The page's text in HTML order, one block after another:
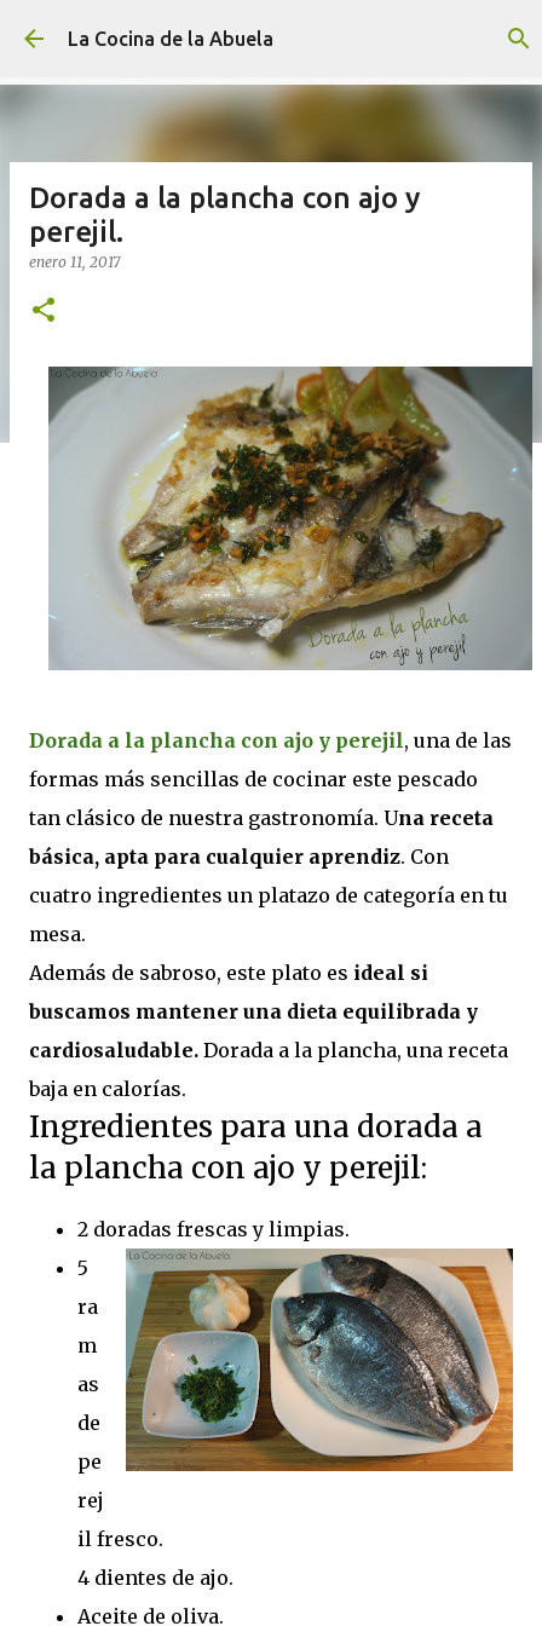
Ir al contenido principal
La Cocina de la Abuela
Dorada a la plancha con ajo y
perejil.
enero 11, 2017
Dorada a la plancha con ajo y perejil, una de las
formas más sencillas de cocinar este pescado
tan clásico de nuestra gastronomía. Una receta
básica, apta para cualquier aprendiz. Con
cuatro ingredientes un platazo de categoría en tu
mesa.
Además de sabroso, este plato es ideal si
buscamos mantener una dieta equilibrada y
cardiosaludable. Dorada a la plancha, una receta
baja en calorías.
Ingredientes para una dorada a
la plancha con ajo y perejil:
2 doradas frescas y limpias.
5
ra
m
as
de
pe
rej
il fresco.
4 dientes de ajo.
Aceite de oliva.